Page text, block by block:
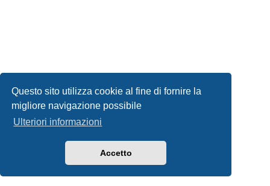
Questo sito utilizza cookie al fine di fornire la
migliore navigazione possibile
Ulteriori informazioni
Accetto